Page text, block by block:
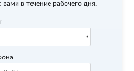
в течение рабочего дня.